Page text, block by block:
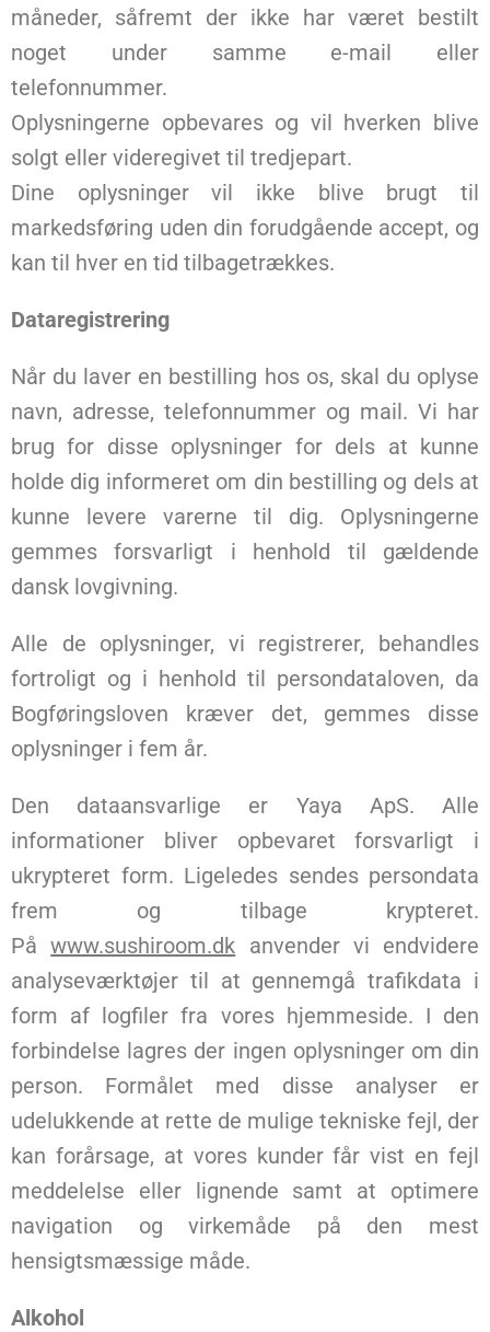
måneder, såfremt der ikke har været bestilt
noget under samme e-mail eller
telefonnummer.
Oplysningerne opbevares og vil hverken blive
solgt eller videregivet til tredjepart.
Dine oplysninger vil ikke blive brugt til
markedsføring uden din forudgående accept, og
kan til hver en tid tilbagetrækkes.
Dataregistrering
Når du laver en bestilling hos os, skal du oplyse
navn, adresse, telefonnummer og mail. Vi har
brug for disse oplysninger for dels at kunne
holde dig informeret om din bestilling og dels at
kunne levere varerne til dig. Oplysningerne
gemmes forsvarligt i henhold til gældende
dansk lovgivning.
Alle de oplysninger, vi registrerer, behandles
fortroligt og i henhold til persondataloven, da
Bogføringsloven kræver det, gemmes disse
oplysninger i fem år.
Den dataansvarlige er Yaya ApS. Alle
informationer bliver opbevaret forsvarligt i
ukrypteret form. Ligeledes sendes persondata
frem og tilbage krypteret.
Påwww.sushiroom.dk anvender vi endvidere
analyseværktøjer til at gennemgå trafikdata i
form af logfiler fra vores hjemmeside. I den
forbindelse lagres der ingen oplysninger om din
person. Formålet med disse analyser er
udelukkende at rette de mulige tekniske fejl, der
kan forårsage, at vores kunder får vist en fejl
meddelelse eller lignende samt at optimere
navigation og virkemåde på den mest
hensigtsmæssige måde.
Alkohol